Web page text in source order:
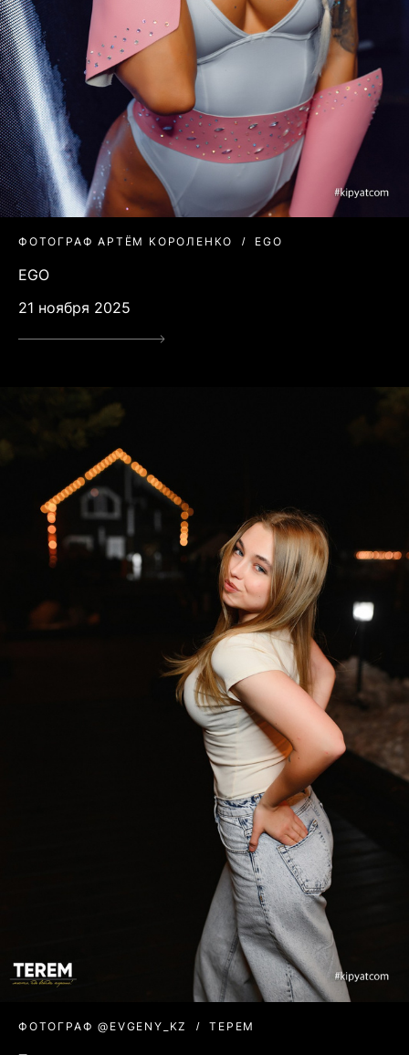
ФОТОГРАФ АРТЁМ КОРОЛЕНКО EGO
EGO
21 ноября 2025
ФОТОГРАФ @EVGENY_KZ ТЕРЕМ